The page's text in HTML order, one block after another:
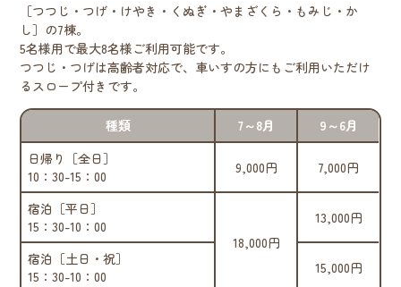
［つつじ・つげ・けやき・くぬぎ・やまざくら・もみじ・か
し］の7棟。
5名様用で最大8名様ご利用可能です。
つつじ・つげは高齢者対応で、車いすの方にもご利用いただけ
るスロープ付きです。
種類 7～8月
9～6月
日帰り［全日］
10：30-15：00
9,000円 7,000円
宿泊［平日］
15：30-10：00
18,000円
13,000円
宿泊［土日・祝］
15：30-10：00
15,000円